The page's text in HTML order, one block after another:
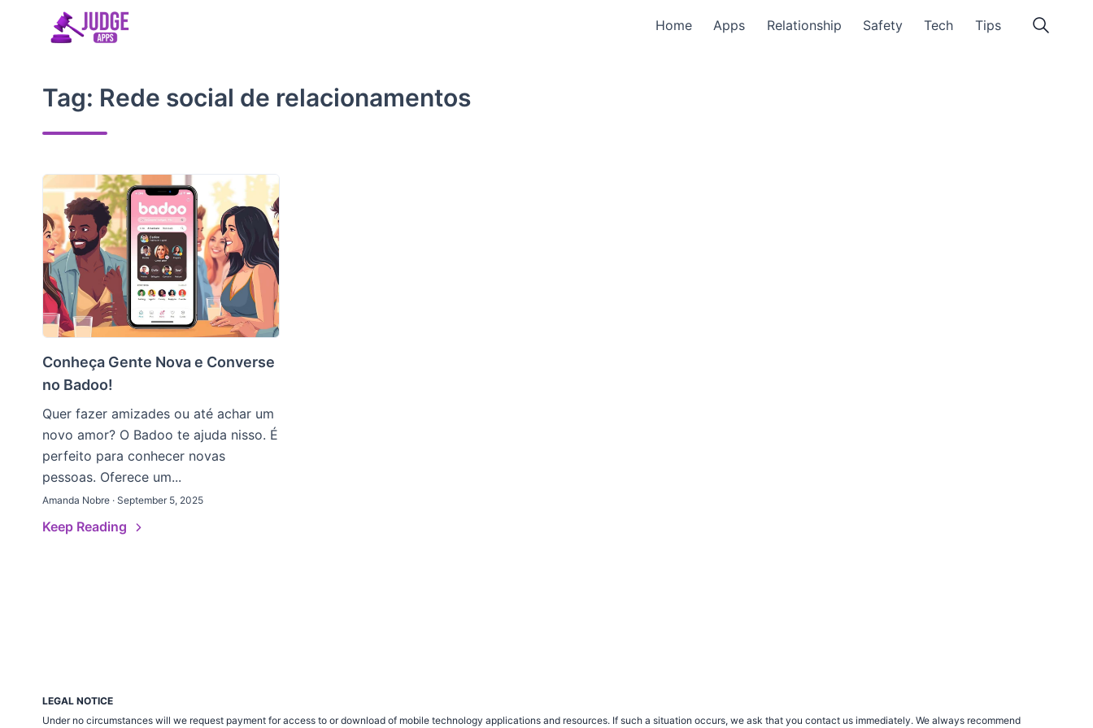
Home Apps Relationship Safety Tech Tips
Tag: Rede social de relacionamentos
Conheça Gente Nova e Converse
no Badoo!
Quer fazer amizades ou até achar um
novo amor? O Badoo te ajuda nisso. É
perfeito para conhecer novas
pessoas. Oferece um...
Amanda Nobre · September 5, 2025
Keep Reading
LEGAL NOTICE
Under no circumstances will we request payment for access to or download of mobile technology applications and resources. If such a situation occurs, we ask that you contact us immediately. We always recommend